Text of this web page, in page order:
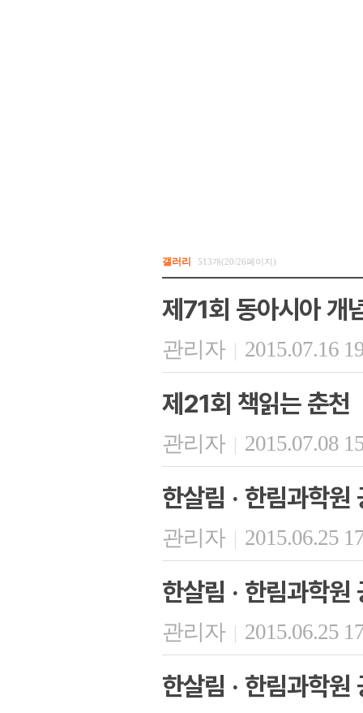
갤러리 513개(20/26페이지)
제71회 동아시아 개
관리자 | 2015.07.16
제21회 책읽는 춘천
관리자 | 2015.07.08
한살림 · 한림과학원
관리자 | 2015.06.25
한살림 · 한림과학원
관리자 | 2015.06.25
한살림 · 한림과학원